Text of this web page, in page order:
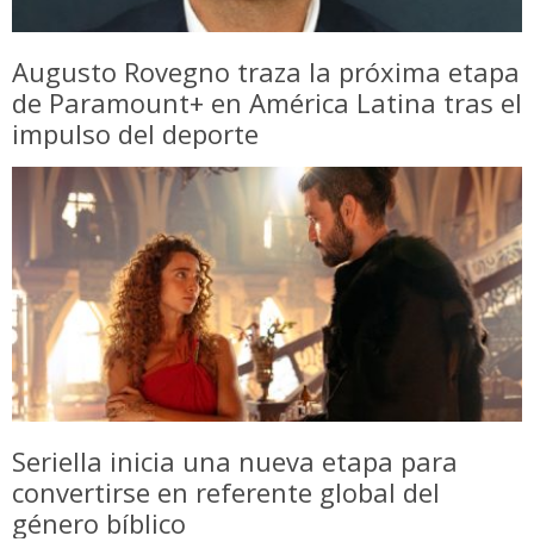
Augusto Rovegno traza la próxima etapa
de Paramount+ en América Latina tras el
impulso del deporte
Seriella inicia una nueva etapa para
convertirse en referente global del
género bíblico